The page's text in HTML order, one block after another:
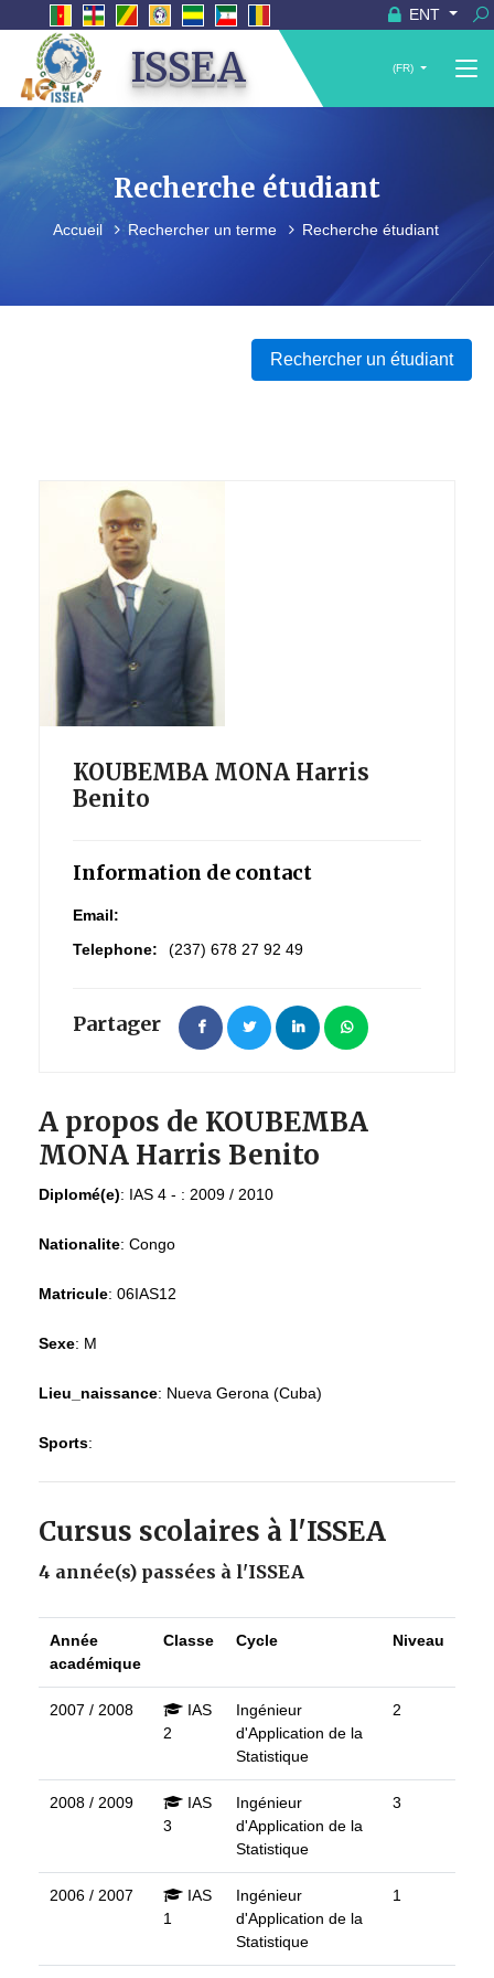
ENT
ISSEA (FR)
Recherche étudiant
Accueil Rechercher un terme Recherche étudiant
Rechercher un étudiant
KOUBEMBA MONA Harris
Benito
Information de contact
Email:
Telephone:
(237) 678 27 92 49
Partager
A propos de KOUBEMBA
MONA Harris Benito
Diplomé(e): IAS 4 - : 2009 / 2010
Nationalite: Congo
Matricule: 06IAS12
Sexe: M
Lieu_naissance: Nueva Gerona (Cuba)
Sports:
Cursus scolaires à l'ISSEA
4 année(s) passées à l'ISSEA
Année
académique
Classe Cycle Niveau
2007 / 2008
IAS
2
Ingénieur
d'Application de la
Statistique
2
2008 / 2009
IAS
3
Ingénieur
d'Application de la
Statistique
3
2006 / 2007
IAS
1
Ingénieur
d'Application de la
Statistique
1